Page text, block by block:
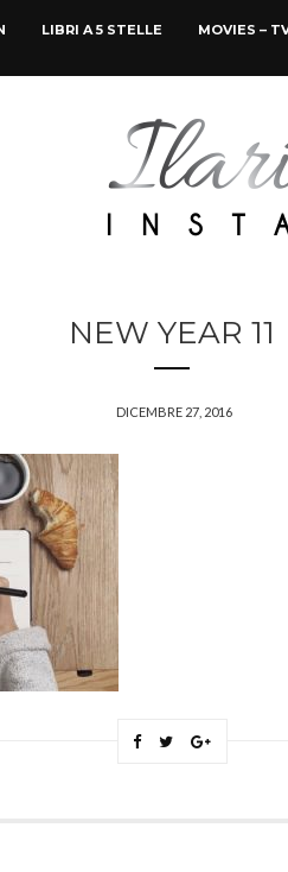
LIBRI A 5 STELLE
MOVIES –
NEW YEAR 11
DICEMBRE 27, 2016